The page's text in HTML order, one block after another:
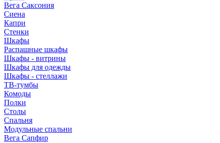
Вега Саксония
Сиена
Капри
Стенки
Шкафы
Распашные шкафы
Шкафы - витрины
Шкафы для одежды
Шкафы - стеллажи
ТВ-тумбы
Комоды
Полки
Столы
Спальня
Модульные спальни
Вега Сапфир